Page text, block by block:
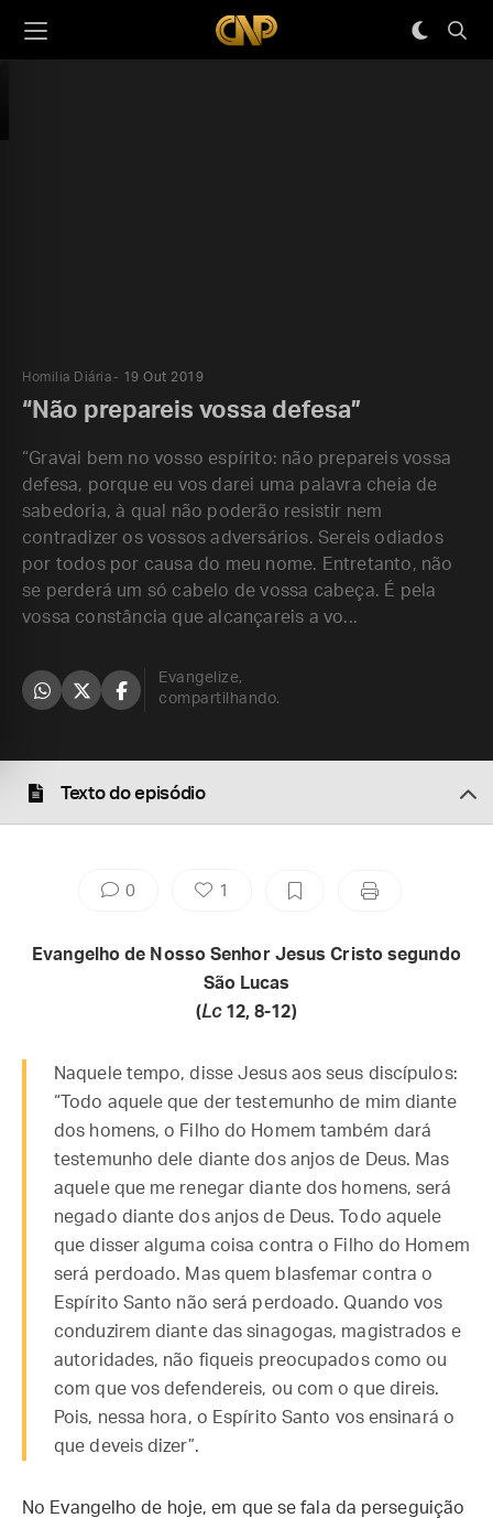
Homilia Diária 19 Out 2019
“Não prepareis vossa defesa”
“Gravai bem no vosso espírito: não prepareis vossa
defesa, porque eu vos darei uma palavra cheia de
sabedoria, à qual não poderão resistir nem
contradizer os vossos adversários. Sereis odiados
por todos por causa do meu nome. Entretanto, não
se perderá um só cabelo de vossa cabeça. É pela
vossa constância que alcançareis a vo...
Evangelize,
compartilhando.
Texto do episódio
0 1
Evangelho de Nosso Senhor Jesus Cristo segundo
São Lucas
(Lc12, 8-12)
Naquele tempo, disse Jesus aos seus discípulos:
“Todo aquele que der testemunho de mim diante
dos homens, o Filho do Homem também dará
testemunho dele diante dos anjos de Deus. Mas
aquele que me renegar diante dos homens, será
negado diante dos anjos de Deus. Todo aquele
que disser alguma coisa contra o Filho do Homem
será perdoado. Mas quem blasfemar contra o
Espírito Santo não será perdoado. Quando vos
conduzirem diante das sinagogas, magistrados e
autoridades, não fiqueis preocupados como ou
com que vos defendereis, ou com o que direis.
Pois, nessa hora, o Espírito Santo vos ensinará o
que deveis dizer”.
No Evangelho de hoje, em que se fala da perseguição